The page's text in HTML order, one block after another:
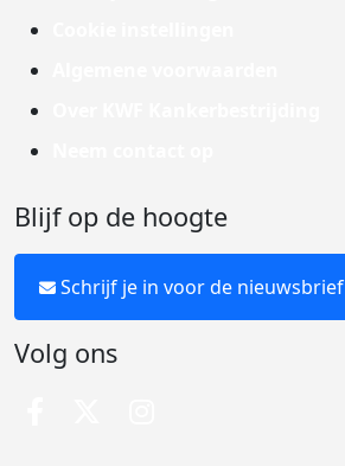
Blijf op de hoogte
Schrijf je in voor de nieuwsbrief
Volg ons